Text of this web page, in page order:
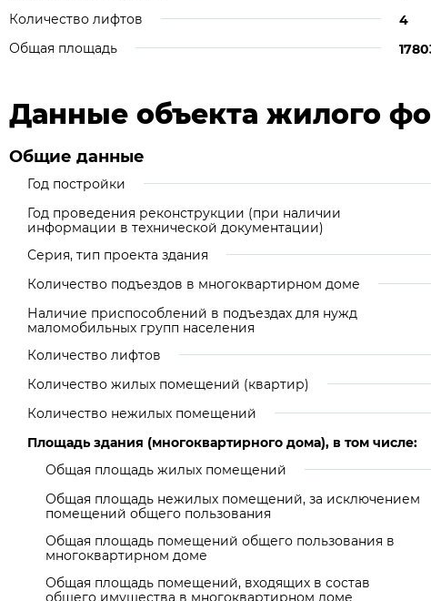
Количество лифтов
4
Общая площадь
Данные объекта жилого
Общие данные
Год постройки
Год проведения реконструкции (при наличии
информации в технической документации)
Серия, тип проекта здания
Количество подъездов в многоквартирном доме
Наличие приспособлений в подъездах для нужд
маломобильных групп населения
Количество лифтов
Количество жилых помещений (квартир)
Количество нежилых помещений
Площадь здания (многоквартирного дома), в том числе:
Общая площадь жилых помещений
Общая площадь нежилых помещений, за исключением
помещений общего пользования
Общая площадь помещений общего пользования в
многоквартирном доме
Общая площадь помещений, входящих в состав
общего имущества в многоквартирном доме